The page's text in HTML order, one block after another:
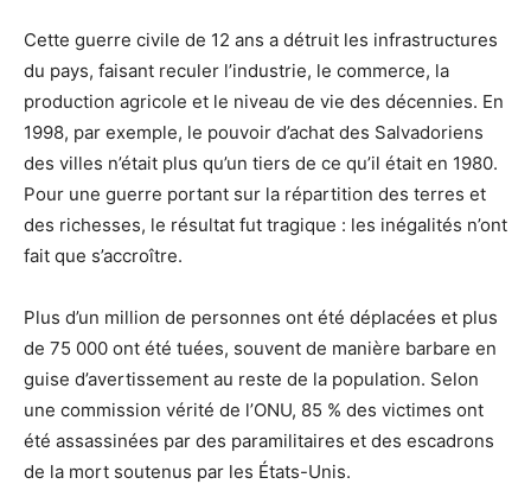
Cette guerre civile de 12 ans a détruit les infrastructures
du pays, faisant reculer l’industrie, le commerce, la
production agricole et le niveau de vie des décennies. En
1998, par exemple, le pouvoir d’achat des Salvadoriens
des villes n’était plus qu’un tiers de ce qu’il était en 1980.
Pour une guerre portant sur la répartition des terres et
des richesses, le résultat fut tragique : les inégalités n’ont
fait que s’accroître.
Plus d’un million de personnes ont été déplacées et plus
de 75 000 ont été tuées, souvent de manière barbare en
guise d’avertissement au reste de la population. Selon
une commission vérité de l’ONU, 85 % des victimes ont
été assassinées par des paramilitaires et des escadrons
de la mort soutenus par les États-Unis.